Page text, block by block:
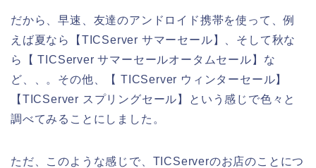
だから、早速、友達のアンドロイド携帯を使って、例
えば夏なら【TICServer サマーセール】、そして秋な
ら【 TICServer サマーセールオータムセール】な
ど、、。その他、【 TICServer ウィンターセール】
【TICServer スプリングセール】という感じで色々と
調べてみることにしました。
ただ、このような感じで、TICServerのお店のことにつ